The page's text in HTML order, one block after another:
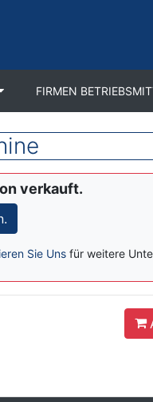
FIRMEN
verkauft.
Sie Unsfür weitere